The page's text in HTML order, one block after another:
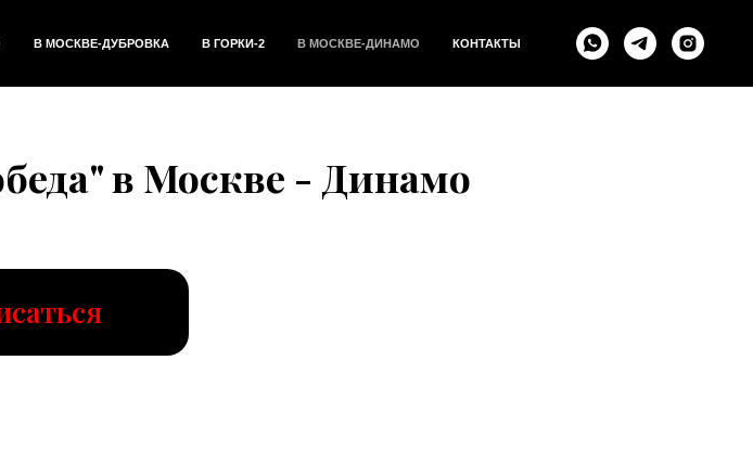
В МОСКВЕ-ДУБРОВКА В ГОРКИ-2 В МОСКВЕ-ДИНАМО КОНТАКТЫ
в Москве - Динамо